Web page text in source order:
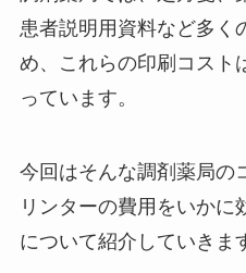
患者説明用資料など多く
め、これらの印刷コスト
っています。
今回はそんな調剤薬局の
リンターの費用をいかに
について紹介していきま